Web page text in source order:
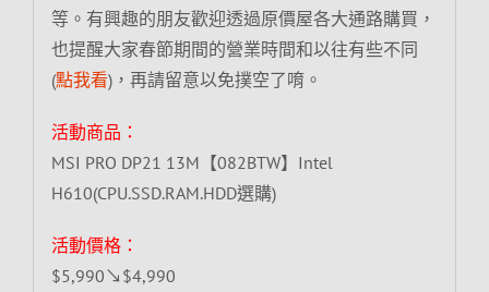
等。有興趣的朋友歡迎透過原價屋各大通路購買，
也提醒大家春節期間的營業時間和以往有些不同
(點我看)，再請留意以免撲空了唷。
活動商品：
MSI PRO DP21 13M【082BTW】Intel
H610(CPU.SSD.RAM.HDD選購)
活動價格：
$5,990↘$4,990